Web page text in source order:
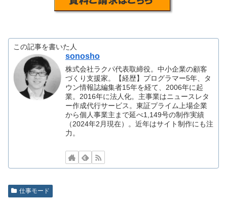
この記事を書いた人
sonosho
株式会社ラクパ代表取締役。中小企業の顧客
づくり支援家。【経歴】プログラマー5年、タ
ウン情報誌編集者15年を経て、2006年に起
業。2016年に法人化。主事業はニュースレタ
ー作成代行サービス。東証プライム上場企業
から個人事業主まで延べ1,149号の制作実績
（2024年2月現在）。近年はサイト制作にも注
力。
仕事モード